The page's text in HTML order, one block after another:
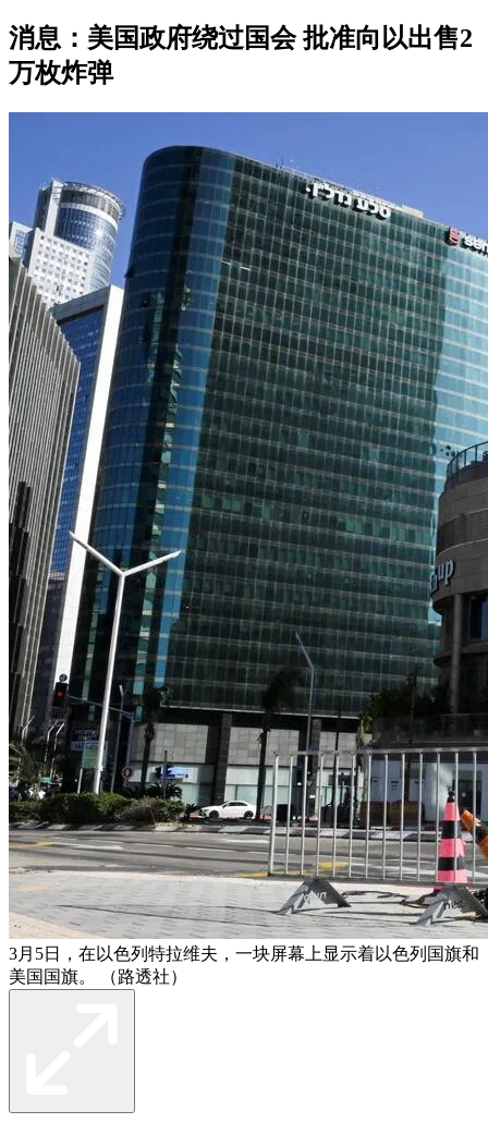
消息：美国政府绕过国会 批准向以出售2
万枚炸弹
3月5日，在以色列特拉维夫，一块屏幕上显示着以色列国旗和
美国国旗。 （路透社）